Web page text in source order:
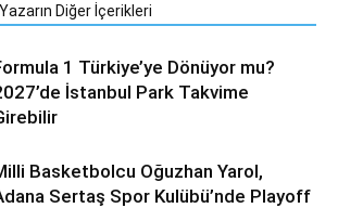
Yazarın Diğer İçerikleri
1 Türkiye’ye Dönüyor mu?
İstanbul Park Takvime
Basketbolcu Oğuzhan Yarol,
Sertaş Spor Kulübü’nde Playoff